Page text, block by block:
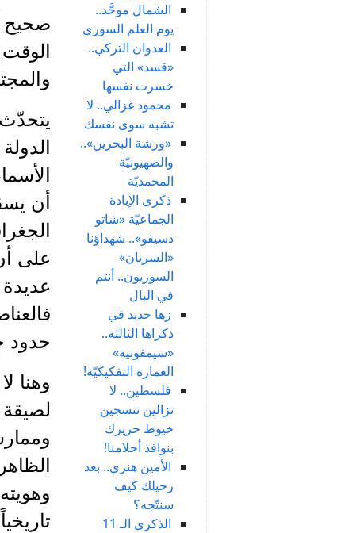
الشمال موحَّد..
يوم العلم السوري
العدوان التركي..
«قسد» التي
خسرت نفسها
محمود غزالي.. لا
تشبه سوى نفسك
«ورشة البحرين»..
والصهيونيّة
المحمديّة
ذكرى الإبادة
الجماعيّة «شاتو
دسيفو».. شهداؤنا
«السريان»
السوريون.. أنتم
في البال
زها حديد في
ذكراها الثالثة..
«سيمفونية»
العمارة التفكيكيّة!
فلسطين.. لا
تزالين تنسجين
خيوط حريرك
بنوافذ أحلامنا!
الأمين هنري.. بعد
رحيلك كيف
سنتّجه؟
الذكرى الـ 11
صحيح
أن
على
عديدة
حدود
وهنا
لصيقة